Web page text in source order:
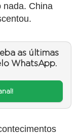
nada. China
as últimas
WhatsApp.